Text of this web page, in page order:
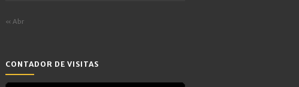
« Abr
CONTADOR DE VISITAS